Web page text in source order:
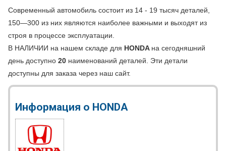
Современный автомобиль состоит из 14 - 19 тысяч деталей,
150—300 из них являются наиболее важными и выходят из
строя в процессе эксплуатации.
В НАЛИЧИИ на нашем складе для HONDA на сегодняшний
день доступно 20 наименований деталей. Эти детали
доступны для заказа через наш сайт.
Информация о HONDA